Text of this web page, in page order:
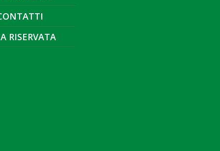
RISERVATA